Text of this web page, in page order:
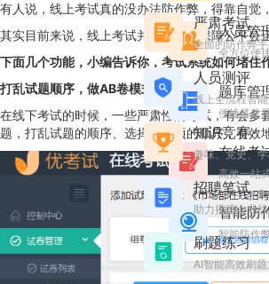
人员管
全方位便
题库管
便捷搭建
在线考
高效一站
智能防
智能防作
严肃考试
全面的防作弊
人员测评
线上全流程智
知识竞赛
趣味、党史、
招聘笔试
助力搭建企业
刷题练习
AI智能高效刷
有人说，线上考试真的没办法防作弊，得靠自觉
其实目前来说，线上考试并不是不能保障公平公
下面几个功能，小编告诉你，考试系统如何堵住
打乱试题顺序，做AB卷模式
在线下考试的时候，一些严肃性的考试，有会
题，打乱试题的顺序、选择题选项的顺序，有效